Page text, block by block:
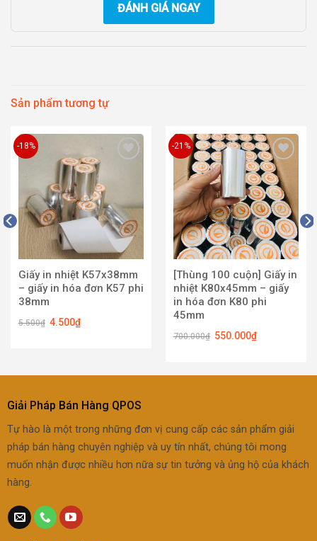
ĐÁNH GIÁ NGAY
Sản phẩm tương tự
-18%
Giấy in nhiệt K57x38mm
– giấy in hóa đơn K57 phi
38mm
5.500₫ 4.500₫
-21%
Add to
wishlist
[Thùng 100 cuộn] Giấy in
nhiệt K80x45mm – giấy
in hóa đơn K80 phi
45mm
700.000₫ 550.000₫
Giải Pháp Bán Hàng QPOS
Tự hào là một trong những đơn vị cung cấp các sản phẩm giải
pháp bán hàng chuyên nghiệp và uy tín nhất, chúng tôi mong
muốn nhận được nhiều hơn nữa sự tin tưởng và ủng hộ của khách
hàng.